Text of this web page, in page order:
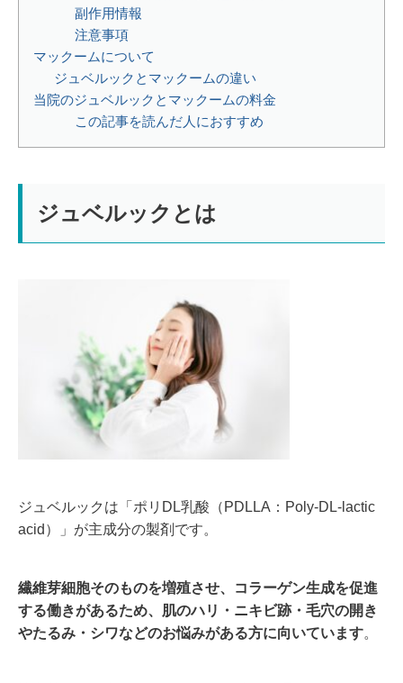
副作用情報
注意事項
マックームについて
ジュベルックとマックームの違い
当院のジュベルックとマックームの料金
この記事を読んだ人におすすめ
ジュベルックとは
ジュベルックは 「ポリDL乳酸（PDLLA：Poly-DL-lactic
acid）」が主成分の製剤です。
繊維芽細胞そのものを増殖させ、コラーゲン生成を促進
する働きがあるため、肌のハリ・ニキビ跡・毛穴の開き
やたるみ・シワなどのお悩みがある方に向いています。